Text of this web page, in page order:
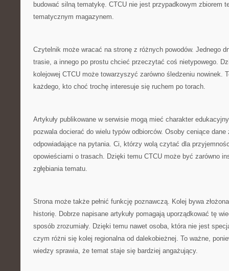
budować silną tematykę. CTCU nie jest przypadkowym zbiorem
tematycznym magazynem.
Czytelnik może wracać na stronę z różnych powodów. Jednego
trasie, a innego po prostu chcieć przeczytać coś nietypowego.
kolejowej CTCU może towarzyszyć zarówno śledzeniu nowinek.
każdego, kto choć trochę interesuje się ruchem po torach.
Artykuły publikowane w serwisie mogą mieć charakter
pozwala docierać do wielu typów odbiorców. Osoby ceniące
odpowiadające na pytania. Ci, którzy wolą czytać dla
opowieściami o trasach. Dzięki temu CTCU może być zarówno
zgłębiania tematu.
Strona może także pełnić funkcję poznawczą. Kolej bywa
historię. Dobrze napisane artykuły pomagają uporządkować tę
sposób zrozumiały. Dzięki temu nawet osoba, która nie jest
czym różni się kolej regionalna od dalekobieżnej. To ważne,
wiedzy sprawia, że temat staje się bardziej angażujący.